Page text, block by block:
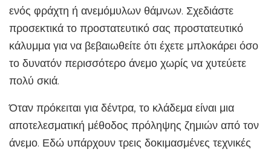
ενός φράχτη ή ανεμόμυλων θάμνων. Σχεδιάστε
προσεκτικά το προστατευτικό σας προστατευτικό
κάλυμμα για να βεβαιωθείτε ότι έχετε μπλοκάρει όσο
το δυνατόν περισσότερο άνεμο χωρίς να χυτεύετε
πολύ σκιά.
Όταν πρόκειται για δέντρα, το κλάδεμα είναι μια
αποτελεσματική μέθοδος πρόληψης ζημιών από τον
άνεμο. Εδώ υπάρχουν τρεις δοκιμασμένες τεχνικές